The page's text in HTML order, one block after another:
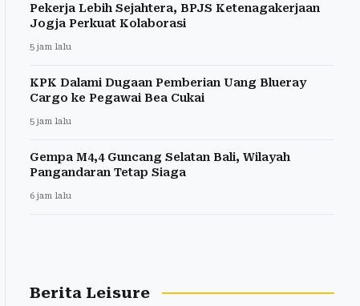
Pekerja Lebih Sejahtera, BPJS Ketenagakerjaan
Jogja Perkuat Kolaborasi
5 jam lalu
KPK Dalami Dugaan Pemberian Uang Blueray
Cargo ke Pegawai Bea Cukai
5 jam lalu
Gempa M4,4 Guncang Selatan Bali, Wilayah
Pangandaran Tetap Siaga
6 jam lalu
Berita Leisure